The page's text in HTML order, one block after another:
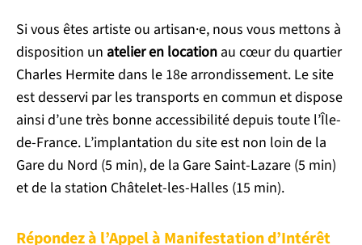
Si vous êtes artiste ou artisan·e, nous vous mettons à
disposition un atelier en locationau cœur du quartier
Charles Hermite dans le 18e arrondissement. Le site
est desservi par les transports en commun et dispose
ainsi d’une très bonne accessibilité depuis toute l’Île-
de-France. L’implantation du site est non loin de la
Gare du Nord (5 min), de la Gare Saint-Lazare (5 min)
et de la station Châtelet-les-Halles (15 min).
Répondez à l’Appel à Manifestation d’Intérêt